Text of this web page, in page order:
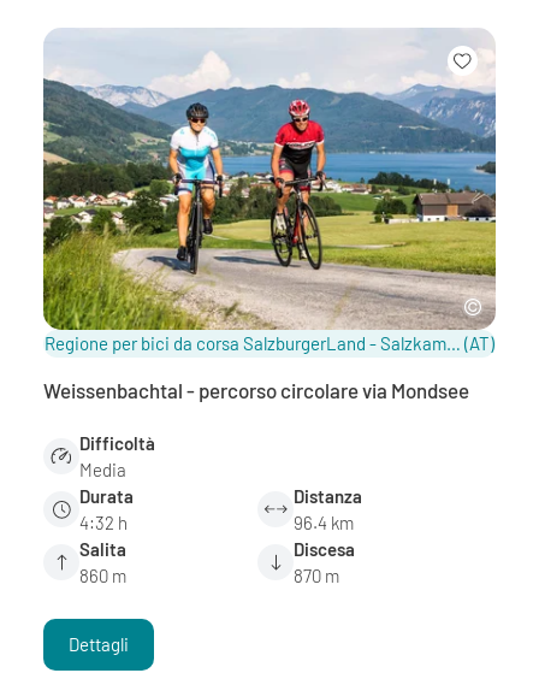
Regione per bici da corsa SalzburgerLand - Salzkammergut / Salisburghese (AT)
Weissenbachtal - percorso circolare via Mondsee
Difficoltà
Media
Durata
4:32 h
Distanza
96.4 km
Salita
860 m
Discesa
870 m
Dettagli